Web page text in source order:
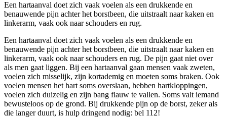
Een hartaanval doet zich vaak voelen als een drukkende en
benauwende pijn achter het borstbeen, die uitstraalt naar kaken en
linkerarm, vaak ook naar schouders en rug.
Een hartaanval doet zich vaak voelen als een drukkende en
benauwende pijn achter het borstbeen, die uitstraalt naar kaken en
linkerarm, vaak ook naar schouders en rug. De pijn gaat niet over
als men gaat liggen. Bij een hartaanval gaan mensen vaak zweten,
voelen zich misselijk, zijn kortademig en moeten soms braken. Ook
voelen mensen het hart soms overslaan, hebben hartkloppingen,
voelen zich duizelig en zijn bang flauw te vallen. Soms valt iemand
bewusteloos op de grond. Bij drukkende pijn op de borst, zeker als
die langer duurt, is hulp dringend nodig: bel 112!